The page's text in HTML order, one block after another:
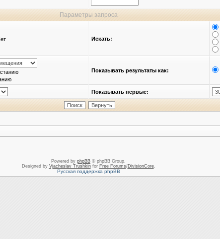
Параметры запроса
Искать:
Показывать результаты как:
Показывать первые:
Powered by phpBB © phpBB Group.
Designed by Vjacheslav Trushkinfor Free Forums/DivisionCore.
Русская поддержка phpBB